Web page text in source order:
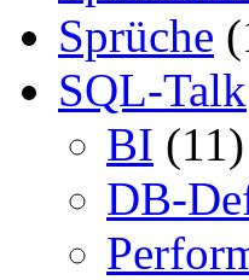
Sprüche
SQL-Talk
BI (11)
DB-